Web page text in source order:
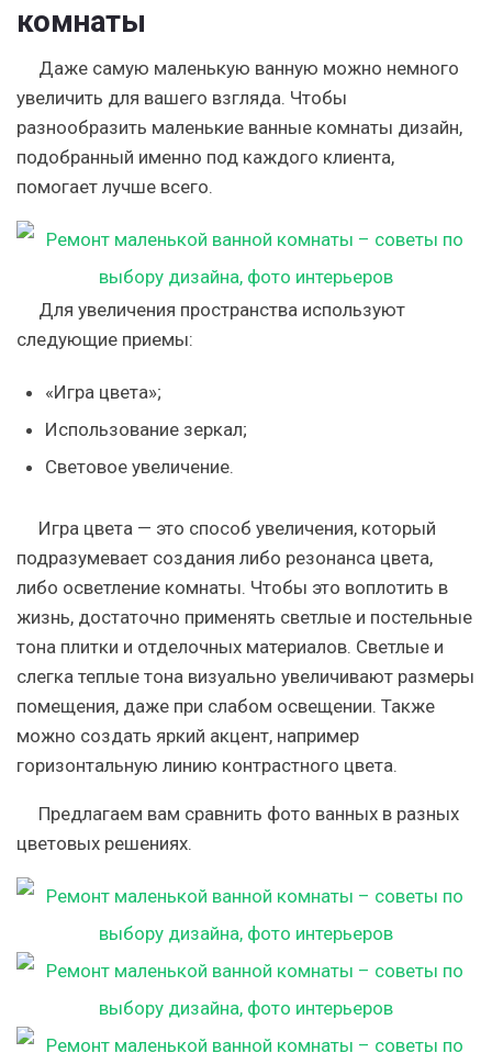
комнаты
Даже самую маленькую ванную можно немного
увеличить для вашего взгляда. Чтобы
разнообразить маленькие ванные комнаты дизайн,
подобранный именно под каждого клиента,
помогает лучше всего.
Для увеличения пространства используют
следующие приемы:
«Игра цвета»;
Использование зеркал;
Световое увеличение.
Игра цвета — это способ увеличения, который
подразумевает создания либо резонанса цвета,
либо осветление комнаты. Чтобы это воплотить в
жизнь, достаточно применять светлые и постельные
тона плитки и отделочных материалов. Светлые и
слегка теплые тона визуально увеличивают размеры
помещения, даже при слабом освещении. Также
можно создать яркий акцент, например
горизонтальную линию контрастного цвета.
Предлагаем вам сравнить фото ванных в разных
цветовых решениях.